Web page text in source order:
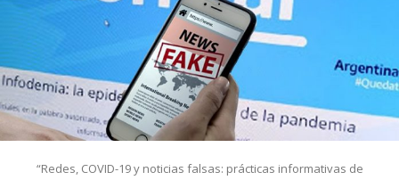
“Redes, COVID-19 y noticias falsas: prácticas informativas de